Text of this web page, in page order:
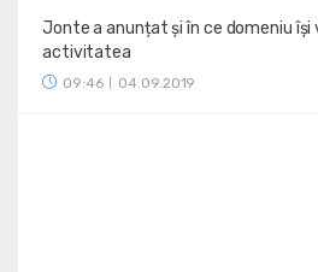
Jonte a anunțat și în ce domeniu își
activitatea
09:46 04.09.2019